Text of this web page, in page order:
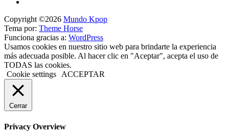
Copyright ©2026 Mundo Kpop
Tema por: Theme Horse
Funciona gracias a: WordPress
Usamos cookies en nuestro sitio web para brindarte la experiencia
más adecuada posible. Al hacer clic en "Aceptar", acepta el uso de
TODAS las cookies.
Cookie settings
ACCEPTAR
Cerrar
Privacy Overview